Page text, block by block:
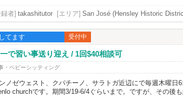
録者] takashitutor [エリア] San José (Hensley Historic
てます 受付中
で習い事送り迎え / 1回$40相談可
・ベビーシッティング
ノゼウェスト、クパチーノ、サラトガ近辺にで毎週木曜
churchです。期間3/19-6/4ぐらいまで。ですが、その後